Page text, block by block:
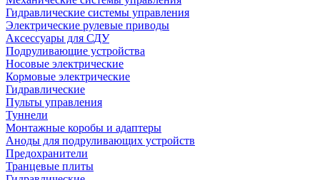
Гидравлические системы управления
Электрические рулевые приводы
Аксессуары для СДУ
Подруливающие устройства
Носовые электрические
Кормовые электрические
Гидравлические
Пульты управления
Туннели
Монтажные коробы и адаптеры
Аноды для подруливающих устройств
Предохранители
Транцевые плиты